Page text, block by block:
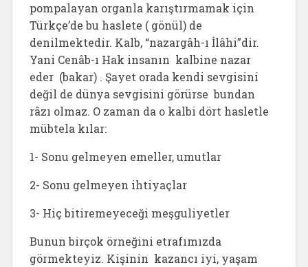
pompalayan organla karıştırmamak için
Türkçe’de bu haslete ( gönül) de
denilmektedir. Kalb, “nazargâh-ı İlâhi”dir.
Yani Cenâb-ı Hak insanın kalbine nazar
eder (bakar) . Şayet orada kendi sevgisini
değil de dünya sevgisini görürse bundan
râzı olmaz. O zaman da o kalbi dört hasletle
mübtela kılar:
1- Sonu gelmeyen emeller, umutlar
2- Sonu gelmeyen ihtiyaçlar
3- Hiç bitiremeyeceği meşguliyetler
Bunun birçok örneğini etrafımızda
görmekteyiz. Kişinin kazancı iyi, yaşam